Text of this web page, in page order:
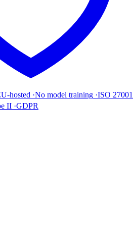
hosted ·No model training ·ISO 27001
II ·GDPR